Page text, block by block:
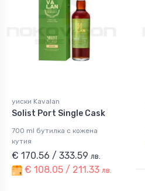
уиски Kavalan
Solist Port Single Cask
700 ml бутилка с кожена
кутия
€ 170.56 / 333.59 лв.
€ 108.05 / 211.33 лв.